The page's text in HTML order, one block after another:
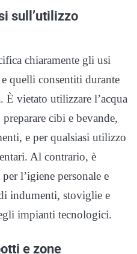
sull’utilizzo
chiaramente gli usi
quelli consentiti durante
vietato utilizzare l’acqua
cibi e bevande,
e per qualsiasi utilizzo
Al contrario, è
l’igiene personale e
indumenti, stoviglie e
impianti tecnologici.
e zone